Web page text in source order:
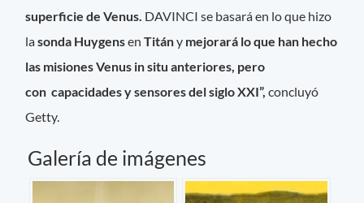
superficie de Venus. DAVINCI se basará en lo que hizo
lasonda HuygensenTitány mejorará lo que han hecho
las misiones Venus in situ anteriores, pero
con capacidades y sensores del siglo XXI”, concluyó
Getty.
Galería de imágenes